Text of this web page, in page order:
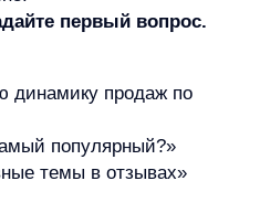
быть чужими. Они
частью
или
понятные.